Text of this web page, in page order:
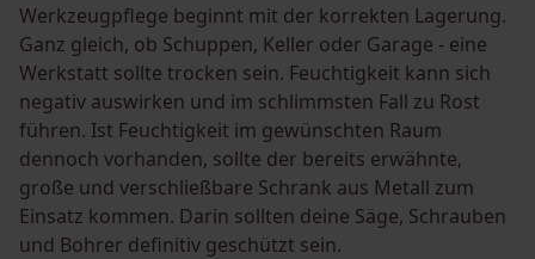
Werkzeugpflege beginnt mit der korrekten Lagerung.
Ganz gleich, ob Schuppen, Keller oder Garage - eine
Werkstatt sollte trocken sein. Feuchtigkeit kann sich
negativ auswirken und im schlimmsten Fall zu Rost
führen. Ist Feuchtigkeit im gewünschten Raum
dennoch vorhanden, sollte der bereits erwähnte,
große und verschließbare Schrank aus Metall zum
Einsatz kommen. Darin sollten deine Säge, Schrauben
und Bohrer definitiv geschützt sein.
Funktionale Cookies
Loop54 Personalization
Personalisierte Startseite
Gespeicherter Warenkorb